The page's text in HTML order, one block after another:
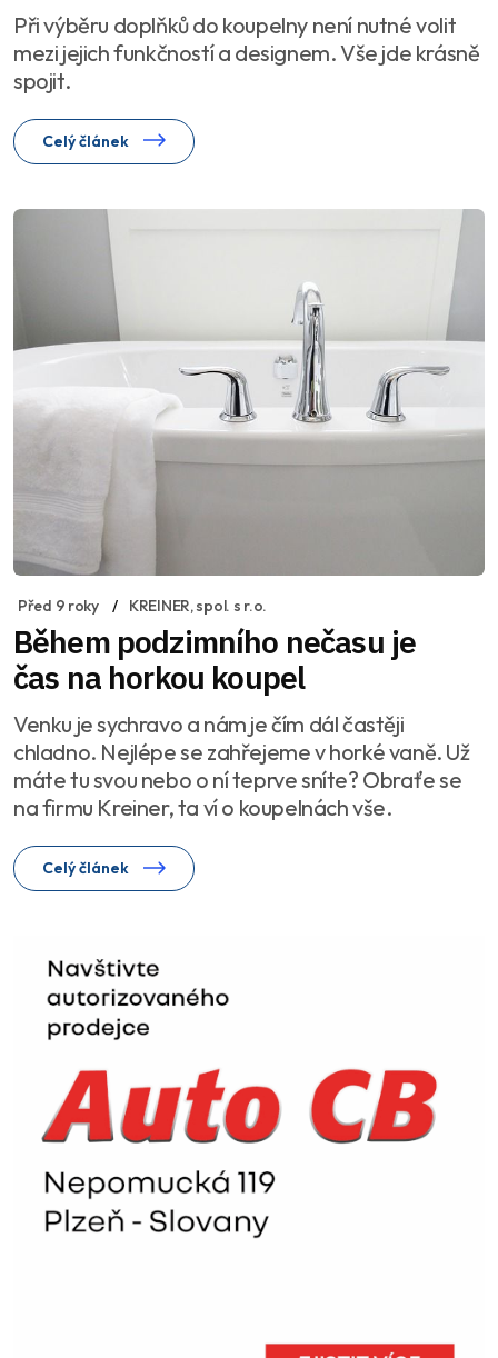
Při výběru doplňků do koupelny není nutné volit
mezi jejich funkčností a designem. Vše jde krásně
spojit.
Celý článek
Před 9 roky KREINER, spol. s r.o.
Během podzimního nečasu je
čas na horkou koupel
Venku je sychravo a nám je čím dál častěji
chladno. Nejlépe se zahřejeme v horké vaně. Už
máte tu svou nebo o ní teprve sníte? Obraťe se
na firmu Kreiner, ta ví o koupelnách vše.
Celý článek